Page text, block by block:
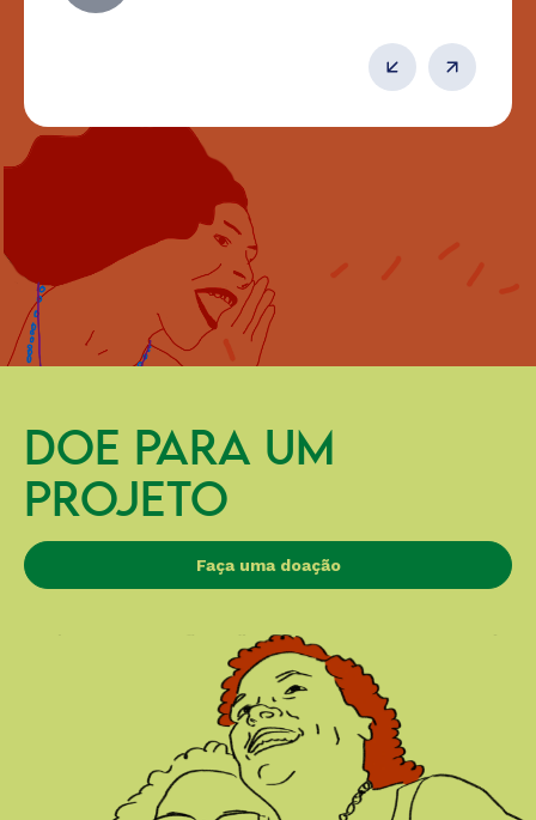
DOE PARA UM
PROJETO
Faça uma doação